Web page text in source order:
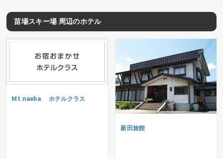
苗場スキー場 周辺のホテル
Mt.naeba ホテルクラス
新田旅館